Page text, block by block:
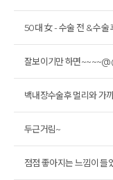
50대 女 - 수술 전 & 수술
잘보이기만 하면
백내장수술후 멀리와 가
두근거림~
점점 좋아지는 느낌이 들